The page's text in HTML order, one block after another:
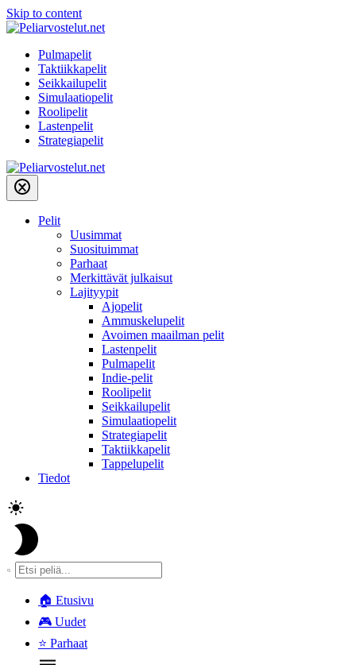
Skip to content
Pulmapelit
Taktiikkapelit
Seikkailupelit
Simulaatiopelit
Roolipelit
Lastenpelit
Strategiapelit
Pelit
Uusimmat
Suosituimmat
Parhaat
Merkittävät julkaisut
Lajityypit
Ajopelit
Ammuskelupelit
Avoimen maailman pelit
Lastenpelit
Pulmapelit
Indie-pelit
Roolipelit
Seikkailupelit
Simulaatiopelit
Strategiapelit
Taktiikkapelit
Tappelupelit
Tiedot
🏠 Etusivu
🎮 Uudet
⭐ Parhaat